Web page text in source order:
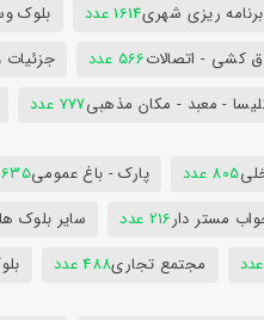
برنامه ریزی شهری1614 عدد بلوک
کشی - اتصالات566 عدد
- معبد - مکان مذهبی777 عدد
805 عدد پارک - باغ عمومی635 عدد
مستر دار216 عدد سایر بلوک ها
مجتمع تجاری488 عدد